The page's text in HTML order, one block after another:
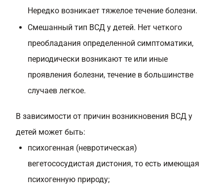
Нередко возникает тяжелое течение болезни.
Смешанный тип ВСД у детей. Нет четкого
преобладания определенной симптоматики,
периодически возникают те или иные
проявления болезни, течение в большинстве
случаев легкое.
В зависимости от причин возникновения ВСД у
детей может быть:
психогенная (невротическая)
вегетососудистая дистония, то есть имеющая
психогенную природу;